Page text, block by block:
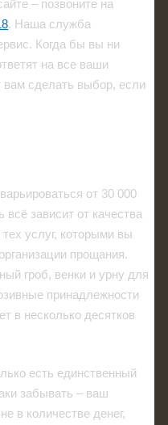
– позвоните на
. Наша служба
Когда бы вы ни
на все ваши
вам сделать выбор, если
от 30 000
всё зависит от качества
услуг, которыми вы
прощания.
гроб, венки и урну для
принадлежности
в несколько десятков
есть единственный
забывать – ваш
в количестве денег,